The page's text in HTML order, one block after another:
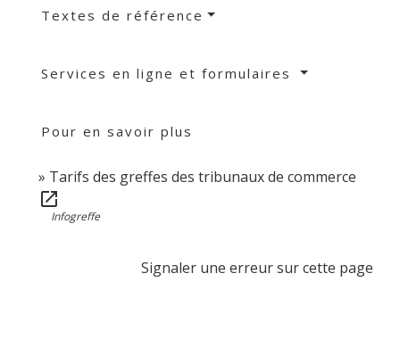
Textes de référence
Services en ligne et formulaires
Pour en savoir plus
Tarifs des greffes des tribunaux de commerce
open_in_new
Infogreffe
Signaler une erreur sur cette page